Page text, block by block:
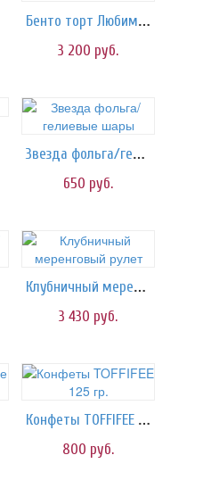
Бенто торт Любимой)
3 200 руб.
Звезда фольга/гелиевые шары
650 руб.
Клубничный меренговый рулет
3 430 руб.
Конфеты TOFFIFEE 125 гр.
800 руб.